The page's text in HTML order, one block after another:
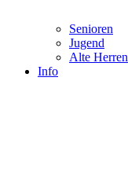
Senioren
Jugend
Alte Herren
Info